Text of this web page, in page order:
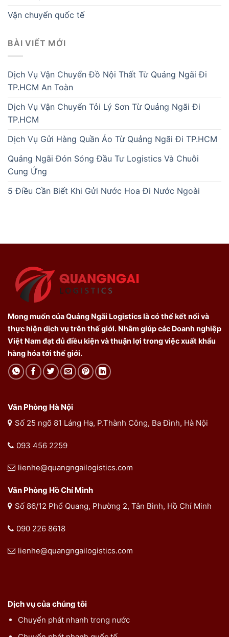
Vận chuyển quốc tế
BÀI VIẾT MỚI
Dịch Vụ Vận Chuyển Đồ Nội Thất Từ Quảng Ngãi Đi
TP.HCM An Toàn
Dịch Vụ Vận Chuyển Tỏi Lý Sơn Từ Quảng Ngãi Đi
TP.HCM
Dịch Vụ Gửi Hàng Quần Áo Từ Quảng Ngãi Đi TP.HCM
Quảng Ngãi Đón Sóng Đầu Tư Logistics Và Chuỗi
Cung Ứng
5 Điều Cần Biết Khi Gửi Nước Hoa Đi Nước Ngoài
Mong muốn của Quảng Ngãi Logistics là có thể kết nối và
thực hiện dịch vụ trên thế giới. Nhằm giúp các Doanh nghiệp
Việt Nam đạt đủ điều kiện và thuận lợi trong việc xuất khẩu
hàng hóa tới thế giới.
Văn Phòng Hà Nội
Số 25 ngõ 81 Láng Hạ, P.Thành Công, Ba Đình, Hà Nội
093 456 2259
lienhe@quangngailogistics.com
Văn Phòng Hồ Chí Minh
Số 86/12 Phổ Quang, Phường 2, Tân Bình, Hồ Chí Minh
090 226 8618
lienhe@quangngailogistics.com
Dịch vụ của chúng tôi
Chuyển phát nhanh trong nước